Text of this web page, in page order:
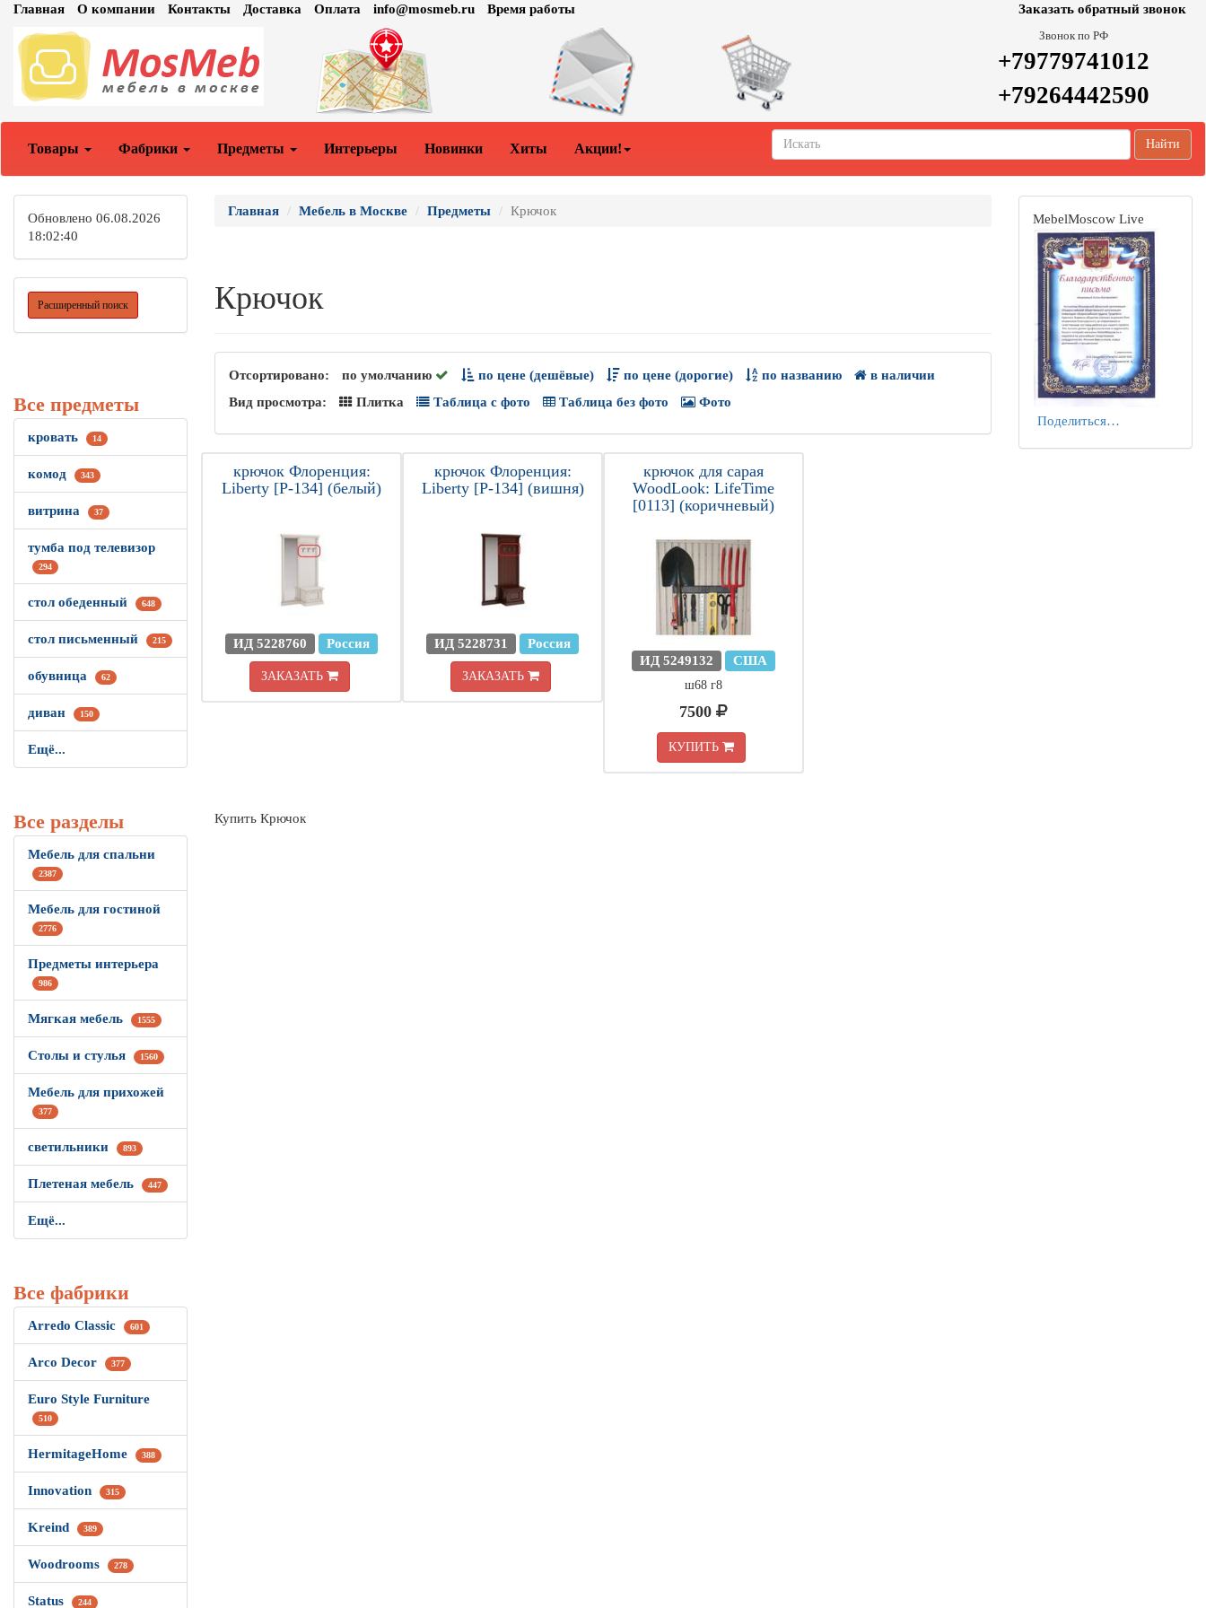
Главная О компании Контакты Доставка Оплата info@mosmeb.ru Время работы Заказать обратный звонок
Звонок по РФ
+79779741012
+79264442590
Товары Фабрики Предметы Интерьеры Новинки Хиты Акции! Найти
Обновлено 06.08.2026
18:02:40
Расширенный поиск
Все предметы
кровать 14
комод 343
витрина 37
тумба под телевизор
294
стол обеденный 648
стол письменный 215
обувница 62
диван 150
Ещё...
Все разделы
Мебель для спальни
2387
Мебель для гостиной
2776
Предметы интерьера
986
Мягкая мебель 1555
Столы и стулья 1560
Мебель для прихожей
377
светильники 893
Плетеная мебель 447
Ещё...
Все фабрики
Arredo Classic 601
Arco Decor 377
Euro Style Furniture
510
HermitageHome 388
Innovation 315
Kreind 389
Woodrooms 278
Status 244
Главная Мебель в Москве Предметы Крючок
Крючок
Отсортировано: по умолчанию по цене (дешёвые) по цене (дорогие) по названию
в наличии
Вид просмотра:
Плитка Таблица с фото Таблица без фото Фото
крючок Флоренция:
Liberty [Р-134] (белый)
ИД 5228760 Россия
ЗАКАЗАТЬ
крючок Флоренция:
Liberty [Р-134] (вишня)
ИД 5228731 Россия
ЗАКАЗАТЬ
крючок для сарая
WoodLook: LifeTime
[0113] (коричневый)
ИД 5249132 США
ш68 г8
7500
КУПИТЬ
Купить Крючок
MebelMoscow Live
Поделиться…